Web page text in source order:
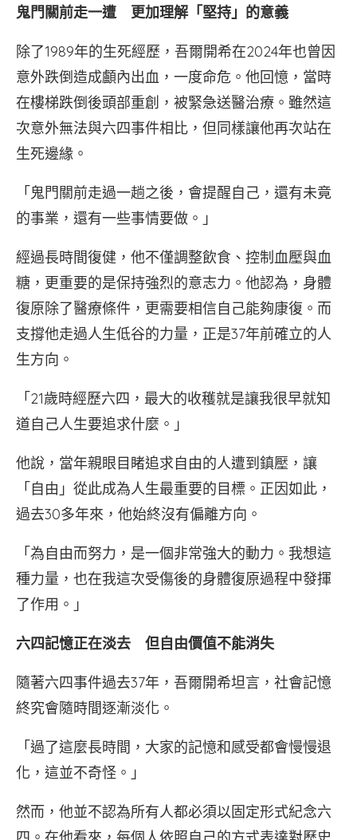
鬼門關前走一遭 更加理解「堅持」的意義
除了1989年的生死經歷，吾爾開希在2024年也曾因
意外跌倒造成顱內出血，一度命危。他回憶，當時
在樓梯跌倒後頭部重創，被緊急送醫治療。雖然這
次意外無法與六四事件相比，但同樣讓他再次站在
生死邊緣。
「鬼門關前走過一趟之後，會提醒自己，還有未竟
的事業，還有一些事情要做。」
經過長時間復健，他不僅調整飲食、控制血壓與血
糖，更重要的是保持強烈的意志力。他認為，身體
復原除了醫療條件，更需要相信自己能夠康復。而
支撐他走過人生低谷的力量，正是37年前確立的人
生方向。
「21歲時經歷六四，最大的收穫就是讓我很早就知
道自己人生要追求什麼。」
他說，當年親眼目睹追求自由的人遭到鎮壓，讓
「自由」從此成為人生最重要的目標。正因如此，
過去30多年來，他始終沒有偏離方向。
「為自由而努力，是一個非常強大的動力。我想這
種力量，也在我這次受傷後的身體復原過程中發揮
了作用。」
六四記憶正在淡去 但自由價值不能消失
隨著六四事件過去37年，吾爾開希坦言，社會記憶
終究會隨時間逐漸淡化。
「過了這麼長時間，大家的記憶和感受都會慢慢退
化，這並不奇怪。」
然而，他並不認為所有人都必須以固定形式紀念六